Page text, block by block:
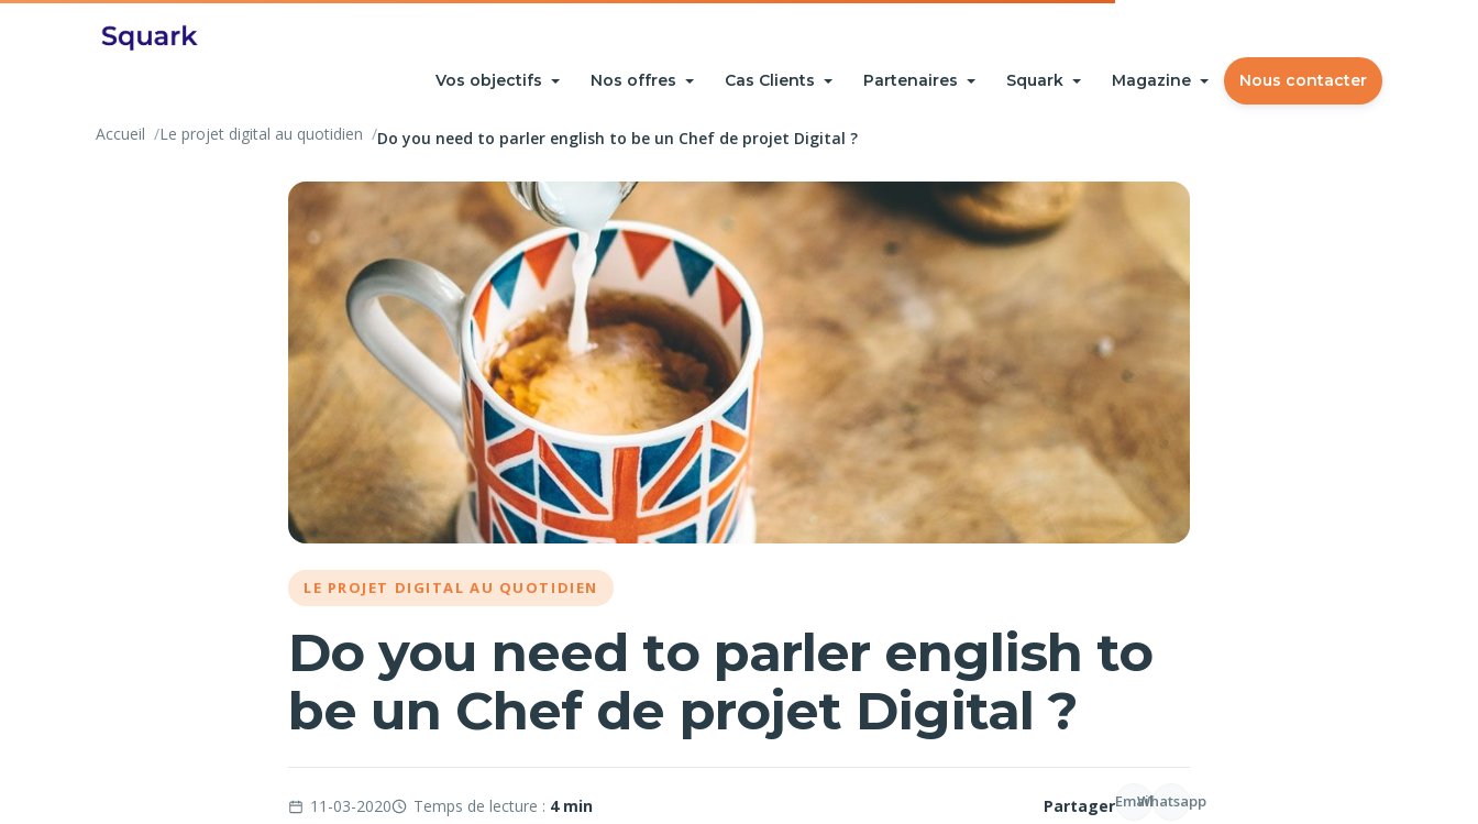
Vos objectifs Nos offres Cas Clients Partenaires Squark Magazine Nous contacter
Accueil Le projet digital au quotidien Do you need to parler english to be un Chef de projet Digital ?
LE PROJET DIGITAL AU QUOTIDIEN
Do you need to parler english to
be un Chef de projet Digital ?
11-03-2020 Temps de lecture : 4 min PartagerEmailWhatsapp